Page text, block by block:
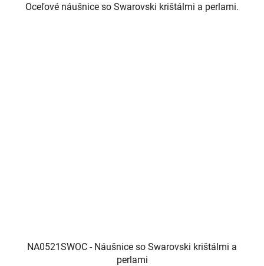
Oceľové náušnice so Swarovski krištálmi a perlami.
NA0521SWOC - Náušnice so Swarovski krištálmi a
perlami